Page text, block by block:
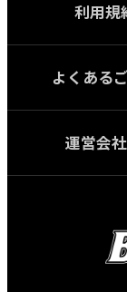
利用規
よくある
運営会社